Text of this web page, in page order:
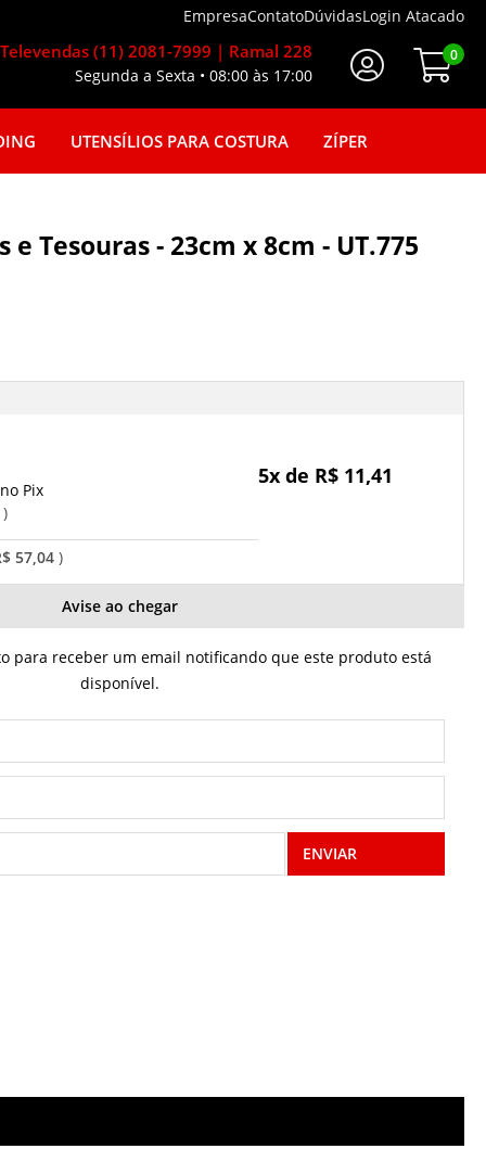
EmpresaContatoDúvidasLogin Atacado
0
Televendas (11) 2081-7999 | Ramal 228
Segunda a Sexta • 08:00 às 17:00
UTENSÍLIOS PARA COSTURA ZÍPER
Tesouras - 23cm x 8cm - UT.775
57,04
5x de R$ 11,41
Pix
Avise ao chegar
para receber um email notificando que este produto está
disponível.
ENVIAR